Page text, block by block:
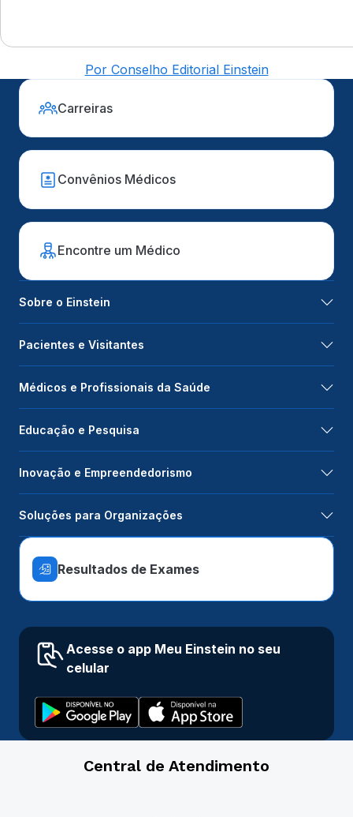
Por Conselho Editorial Einstein
Carreiras
Convênios Médicos
Encontre um Médico
Sobre o Einstein
Pacientes e Visitantes
Médicos e Profissionais da Saúde
Educação e Pesquisa
Inovação e Empreendedorismo
Soluções para Organizações
Resultados de Exames
Acesse o app Meu Einstein no seu
celular
Central de Atendimento